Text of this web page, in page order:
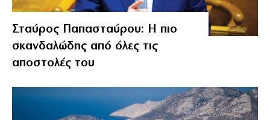
Σταύρος Παπασταύρου: Η πιο
σκανδαλώδης από όλες τις
αποστολές του